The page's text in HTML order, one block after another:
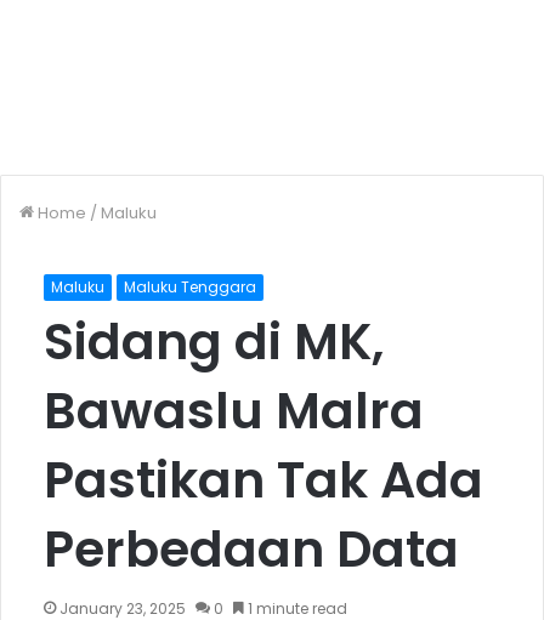
Home / Maluku
Maluku Maluku Tenggara
Sidang di MK,
Bawaslu Malra
Pastikan Tak Ada
Perbedaan Data
January 23, 2025 0 1 minute read